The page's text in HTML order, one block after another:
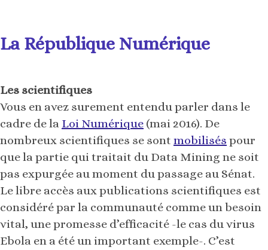
La République Numérique
Les scientifiques
Vous en avez surement entendu parler dans le
cadre de la Loi Numérique (mai 2016). De
nombreux scientifiques se sont mobilisés pour
que la partie qui traitait du Data Mining ne soit
pas expurgée au moment du passage au Sénat.
Le libre accès aux publications scientifiques est
considéré par la communauté comme un besoin
vital, une promesse d’efficacité -le cas du virus
Ebola en a été un important exemple-. C’est